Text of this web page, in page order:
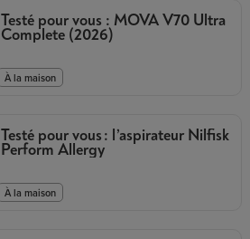
Testé pour vous : MOVA V70 Ultra
Complete (2026)
À la maison
Testé pour vous : l’aspirateur Nilfisk
Perform Allergy
À la maison